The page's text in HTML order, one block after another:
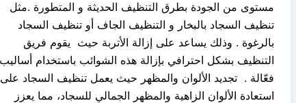
مستوى من الجودة بطرق التنظيف الحديثة و المتطورة .مثل
تنظيف السجاد بالبخار و التنظيف الجاف أو تنظيف السجاد
بالرغوة . وذلك يساعد على إزالة الأتربة حيث يقوم فريق
التنظيف بشكل احترافي بإزالة هذه الشوائب باستخدام أساليب
فعّالة . تجديد الألوان والمظهر حيث يعمل تنظيف السجاد على
استعادة الألوان الزاهية والمظهر الجمالي للسجاد، مما يعزز